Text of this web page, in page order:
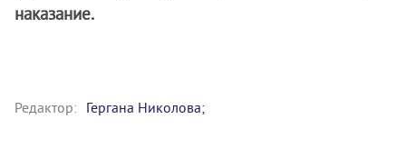
наказание.
Редактор: Гергана Николова;